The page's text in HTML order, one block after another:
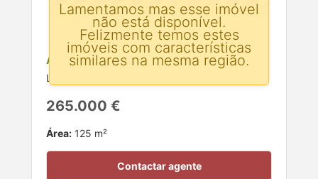
Apartamento T3 para venda
Loureiro, Oliveira de Azeméis, Aveiro
265.000 €
Área: 125 m²
Contactar agente
Lamentamos mas esse imóvel
não está disponível.
Felizmente temos estes
imóveis com características
similares na mesma região.